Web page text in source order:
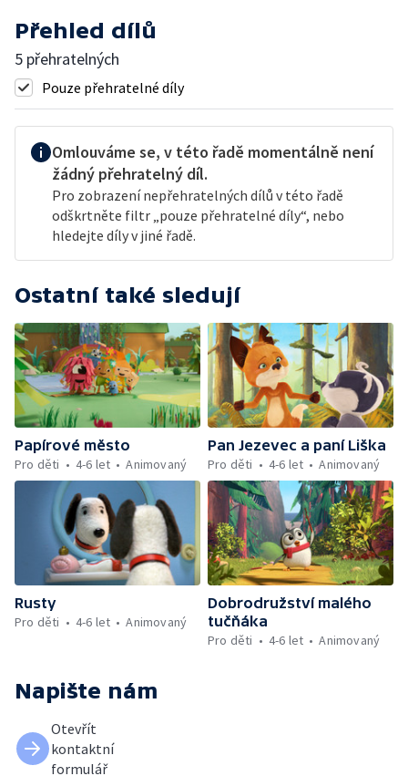
Přehled dílů
5 přehratelných
Pouze přehratelné díly
Omlouváme se, v této řadě momentálně není
žádný přehratelný díl.
Pro zobrazení nepřehratelných dílů v této řadě
odškrtněte filtr „pouze přehratelné díly“, nebo
hledejte díly v jiné řadě.
Ostatní také sledují
Papírové město
Pro děti
4-6 let Animovaný
Pan Jezevec a paní Liška
Pro děti
4-6 let Animovaný
Rusty
Pro děti
4-6 let Animovaný
Dobrodružství malého
tučňáka
Pro děti
4-6 let Animovaný
Napište nám
Otevřít
kontaktní
formulář